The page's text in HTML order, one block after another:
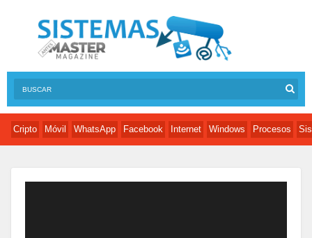
Cripto Móvil WhatsApp Facebook Internet Windows Procesos